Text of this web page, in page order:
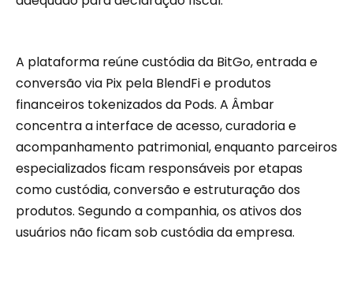
A plataforma reúne custódia da BitGo, entrada e
conversão via Pix pela BlendFi e produtos
financeiros tokenizados da Pods. A Âmbar
concentra a interface de acesso, curadoria e
acompanhamento patrimonial, enquanto parceiros
especializados ficam responsáveis por etapas
como custódia, conversão e estruturação dos
produtos. Segundo a companhia, os ativos dos
usuários não ficam sob custódia da empresa.